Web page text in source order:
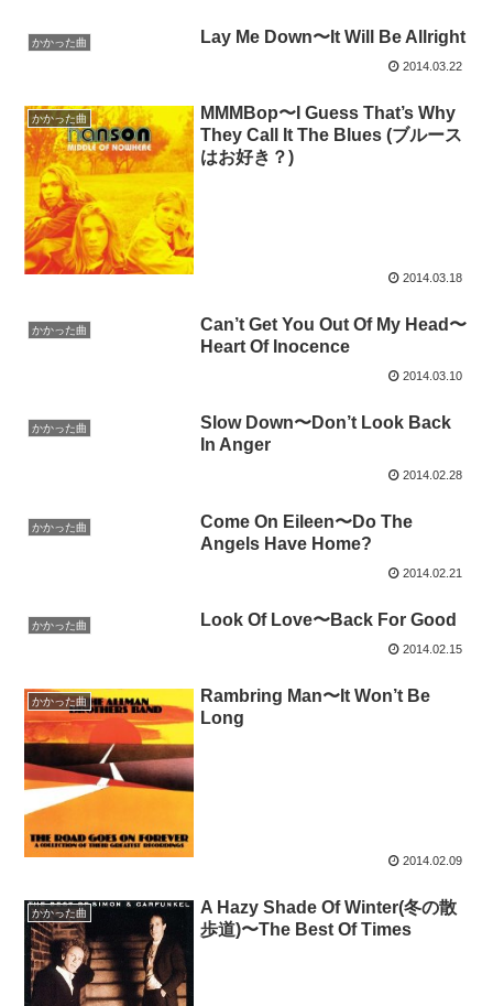
かかった曲 Lay Me Down〜It Will Be Allright
2014.03.22
かかった曲
MMMBop〜I Guess That’s Why
They Call It The Blues (ブルース
はお好き？)
2014.03.18
かかった曲
Can’t Get You Out Of My Head〜
Heart Of Inocence
2014.03.10
かかった曲
Slow Down〜Don’t Look Back
In Anger
2014.02.28
かかった曲
Come On Eileen〜Do The
Angels Have Home?
2014.02.21
かかった曲 Look Of Love〜Back For Good
2014.02.15
かかった曲
Rambring Man〜It Won’t Be
Long
2014.02.09
かかった曲
A Hazy Shade Of Winter(冬の散
歩道)〜The Best Of Times